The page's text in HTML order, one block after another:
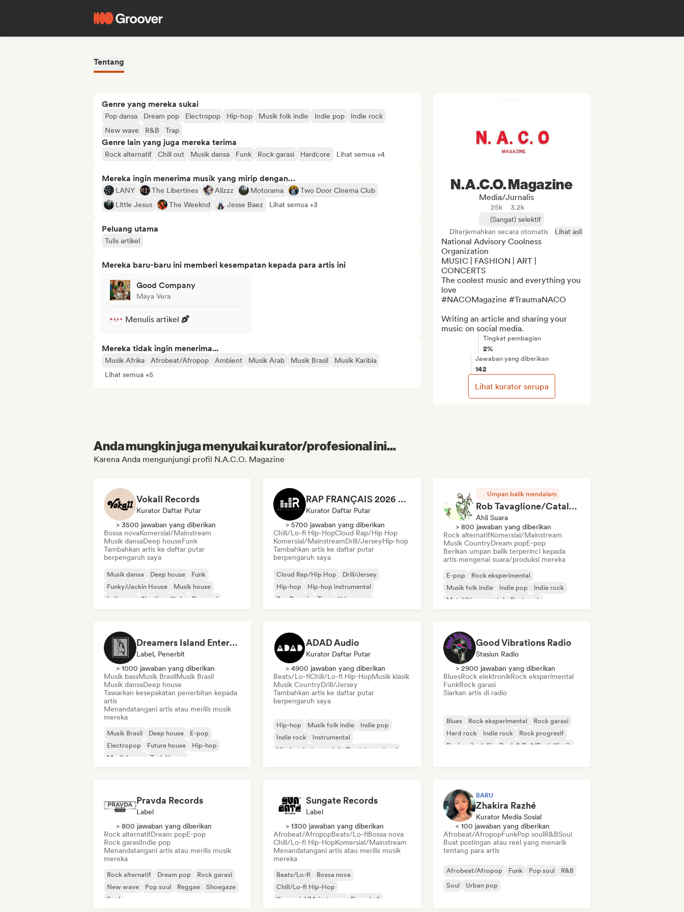
Tentang
Genre yang mereka sukai
Pop dansa Dream pop Electropop Hip-hop Musik folk indie Indie pop
Indie rock
New wave
R&B Trap
Genre lain yang juga mereka terima
Rock alternatif Chill out Musik dansa Funk Rock garasi Hardcore Lihat semua +4
Mereka ingin menerima musik yang mirip dengan…
LANY The Libertines Alizzz Motorama
Two Door Cinema Club
Little Jesus
The Weeknd Jesse Baez Lihat semua +3
Peluang utama
Tulis artikel
Mereka baru-baru ini memberi kesempatan kepada para artis ini
Good Company
Maya Vera
Menulis artikel
Mereka tidak ingin menerima...
Musik Afrika Afrobeat/Afropop Ambient Musik Arab Musik Brasil
Musik Karibia
Lihat semua +5
N.A.C.O. Magazine
Media/Jurnalis
25k
3.2k
(Sangat) selektif
Diterjemahkan secara otomatis
Lihat asli
National Advisory Coolness
Organization
MUSIC | FASHION | ART |
CONCERTS
The coolest music and everything you
love
#NACOMagazine #TraumaNACO
Writing an article and sharing your
music on social media.
Tingkat pembagian
2%
Jawaban yang diberikan
142
Lihat kurator serupa
Anda mungkin juga menyukai kurator/profesional ini...
Karena Anda mengunjungi profil N.A.C.O. Magazine
Vokall Records
Kurator Daftar Putar
> 3500 jawaban yang diberikan
Bossa novaKomersial/Mainstream
Musik dansaDeep houseFunk
Tambahkan artis ke daftar putar
berpengaruh saya
Musik dansa Deep house
Funk
Funky/Jackin House
Musik house
Indie pop
Nu-disco/Italo Pop soul
RAP FRANÇAIS 2026 🔥🇫🇷 (Way Records)
Kurator Daftar Putar
> 5700 jawaban yang diberikan
Chill/Lo-fi Hip-HopCloud Rap/Hip Hop
Komersial/MainstreamDrill/JerseyHip-hop
Tambahkan artis ke daftar putar
berpengaruh saya
Cloud Rap/Hip Hop
Drill/Jersey
Hip-hop
Hip-hop instrumental
Rap Prancis
Trap
Urban pop
Umpan balik mendalam
Rob Tavaglione/Catalyst Recording
Ahli Suara
> 800 jawaban yang diberikan
Rock alternatifKomersial/Mainstream
Musik CountryDream popE-pop
Berikan umpan balik terperinci kepada
artis mengenai suara/produksi mereka
E-pop
Rock eksperimental
Musik folk indie
Indie pop
Indie rock
Metal/Heavy metal
Post-rock
Dreamers Island Entertainment
Label, Penerbit
> 1000 jawaban yang diberikan
Musik bassMusik BrasilMusik Brasil
Musik dansaDeep house
Tawarkan kesepakatan penerbitan kepada
artis
Menandatangani artis atau merilis musik
mereka
Musik Brasil Deep house
E-pop
Electropop
Future house
Hip-hop
Musik house
Tech House
ADAD Audio
Kurator Daftar Putar
> 4900 jawaban yang diberikan
Beats/Lo-fiChill/Lo-fi Hip-HopMusik klasik
Musik CountryDrill/Jersey
Tambahkan artis ke daftar putar
berpengaruh saya
Hip-hop Musik folk indie
Indie pop
Indie rock
Instrumental
Hip-hop instrumental
Rap internasional
Good Vibrations Radio
Stasiun Radio
> 2900 jawaban yang diberikan
BluesRock elektronikRock eksperimental
FunkRock garasi
Siarkan artis di radio
Blues Rock eksperimental
Rock garasi
Hard rock
Indie rock
Rock progresif
Rock psikedelik
Rock & Roll/Rock Klasik
Pravda Records
Label
> 800 jawaban yang diberikan
Rock alternatifDream popE-pop
Rock garasiIndie pop
Menandatangani artis atau merilis musik
mereka
Rock alternatif Dream pop
Rock garasi
New wave
Pop soul Reggae
Shoegaze
Soul
Sungate Records
Label
> 1300 jawaban yang diberikan
Afrobeat/AfropopBeats/Lo-fiBossa nova
Chill/Lo-fi Hip-HopKomersial/Mainstream
Menandatangani artis atau merilis musik
mereka
Beats/Lo-fi
Bossa nova
Chill/Lo-fi Hip-Hop
Komersial/Mainstream
Dancehall
BARU
Zhakira Razhé
Kurator Media Sosial
< 100 jawaban yang diberikan
Afrobeat/AfropopFunkPop soulR&BSoul
Buat postingan atau reel yang menarik
tentang para artis
Afrobeat/Afropop Funk Pop soul
R&B
Soul
Urban pop